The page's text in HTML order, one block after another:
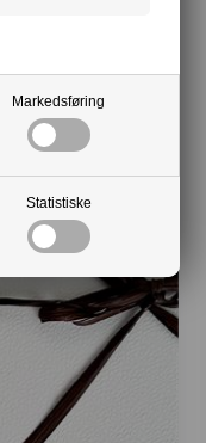
Markedsføring
Statistiske
Min. 5 stk.